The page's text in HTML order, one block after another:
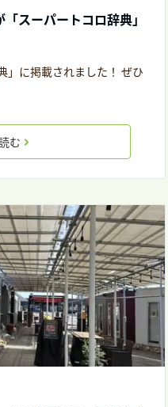
スーパートコロ辞典」
」に掲載されました！ ぜひ
む